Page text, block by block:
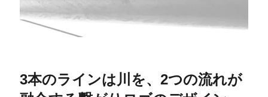
3本のラインは川を、2つの流れが